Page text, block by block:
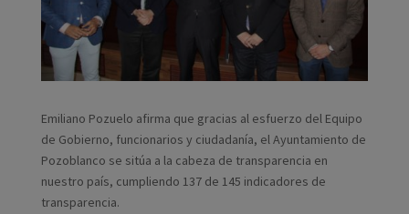
Emiliano Pozuelo afirma que gracias al esfuerzo del Equipo
de Gobierno, funcionarios y ciudadanía, el Ayuntamiento de
Pozoblanco se sitúa a la cabeza de transparencia en
nuestro país, cumpliendo 137 de 145 indicadores de
transparencia.